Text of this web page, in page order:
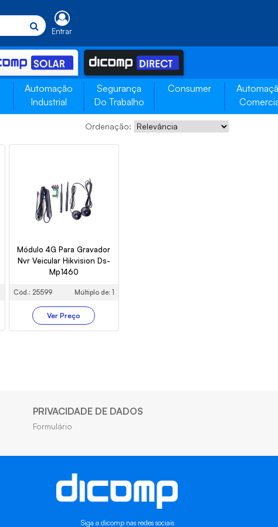
Entrar
Automação
Industrial
Segurança
Do Trabalho
Consumer
Ordenação:
Módulo 4G Para Gravador
Nvr Veicular Hikvision Ds-
Mp1460
Cód.: 25599 Múltiplo de: 1
Ver Preço
PRIVACIDADE DE DADOS
Formulário
Siga a dicomp nas redes sociais